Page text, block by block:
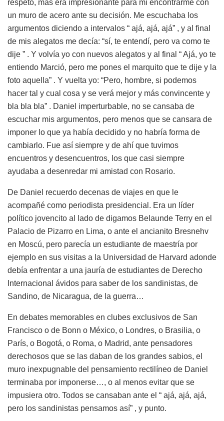
respeto, mas era impresionante para mí encontrarme con
un muro de acero ante su decisión. Me escuchaba los
argumentos diciendo a intervalos “ ajá, ajá, ajá” , y al final
de mis alegatos me decía: “sí, te entendí, pero va como te
dije ” . Y volvía yo con nuevos alegatos y al final “ Ajá, yo te
entiendo Marció, pero me pones el marquito que te dije y la
foto aquella” . Y vuelta yo: “Pero, hombre, si podemos
hacer tal y cual cosa y se verá mejor y más convincente y
bla bla bla” . Daniel imperturbable, no se cansaba de
escuchar mis argumentos, pero menos que se cansara de
imponer lo que ya había decidido y no habría forma de
cambiarlo. Fue así siempre y de ahí que tuvimos
encuentros y desencuentros, los que casi siempre
ayudaba a desenredar mi amistad con Rosario.
De Daniel recuerdo decenas de viajes en que le
acompañé como periodista presidencial. Era un líder
político jovencito al lado de digamos Belaunde Terry en el
Palacio de Pizarro en Lima, o ante el ancianito Bresnehv
en Moscú, pero parecía un estudiante de maestría por
ejemplo en sus visitas a la Universidad de Harvard adonde
debía enfrentar a una jauría de estudiantes de Derecho
Internacional ávidos para saber de los sandinistas, de
Sandino, de Nicaragua, de la guerra…
En debates memorables en clubes exclusivos de San
Francisco o de Bonn o México, o Londres, o Brasilia, o
París, o Bogotá, o Roma, o Madrid, ante pensadores
derechosos que se las daban de los grandes sabios, el
muro inexpugnable del pensamiento rectilíneo de Daniel
terminaba por imponerse…, o al menos evitar que se
impusiera otro. Todos se cansaban ante el “ ajá, ajá, ajá,
pero los sandinistas pensamos así” , y punto.